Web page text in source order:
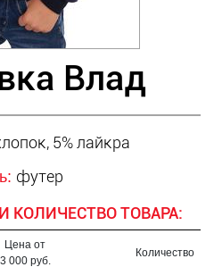
Влад
5% лайкра
футер
КОЛИЧЕСТВО ТОВАРА:
Цена от
3 000 руб.
Количество